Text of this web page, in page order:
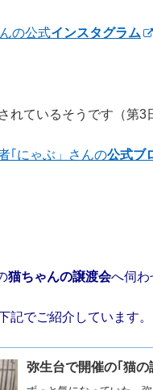
の公式インスタグラム
れているそうです（第3
｢にゃぶ」さんの公式ブ
猫ちゃんの譲渡会へ伺わ
記でご紹介しています。
弥生台で開催の｢猫